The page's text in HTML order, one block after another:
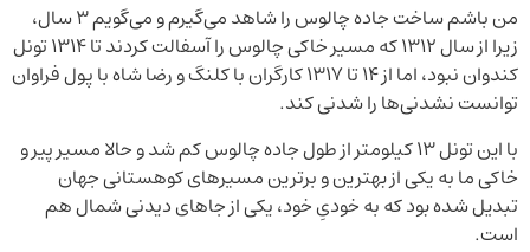
من باشم ساخت جاده چالوس را شاهد می‌گیرم و می‌گویم 3 سال،
زیرا از سال 1312 که مسیر خاکی چالوس را آسفالت کردند تا 1314 تونل
کندوان نبود، اما از 14 تا 1317 کارگران با کلنگ و رضا شاه با پول فراوان
توانست نشدنی‌ها را شدنی کند.
با این تونل 13 کیلومتر از طول جاده چالوس کم شد و حالا مسیر پیر و
خاکی ما به یکی از بهترین و برترین مسیرهای کوهستانی جهان
تبدیل شده بود که به خودیِ خود، یکی از جاهای دیدنی شمال هم
است.